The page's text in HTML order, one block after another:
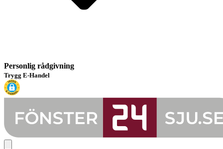
Personlig rådgivning
Trygg E-Handel